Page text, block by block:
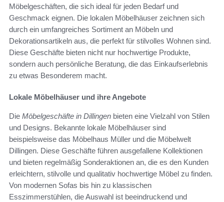
Möbelgeschäften, die sich ideal für jeden Bedarf und
Geschmack eignen. Die lokalen Möbelhäuser zeichnen sich
durch ein umfangreiches Sortiment an Möbeln und
Dekorationsartikeln aus, die perfekt für stilvolles Wohnen sind.
Diese Geschäfte bieten nicht nur hochwertige Produkte,
sondern auch persönliche Beratung, die das Einkaufserlebnis
zu etwas Besonderem macht.
Lokale Möbelhäuser und ihre Angebote
Die Möbelgeschäfte in Dillingen bieten eine Vielzahl von Stilen
und Designs. Bekannte lokale Möbelhäuser sind
beispielsweise das Möbelhaus Müller und die Möbelwelt
Dillingen. Diese Geschäfte führen ausgefallene Kollektionen
und bieten regelmäßig Sonderaktionen an, die es den Kunden
erleichtern, stilvolle und qualitativ hochwertige Möbel zu finden.
Von modernen Sofas bis hin zu klassischen
Esszimmerstühlen, die Auswahl ist beeindruckend und